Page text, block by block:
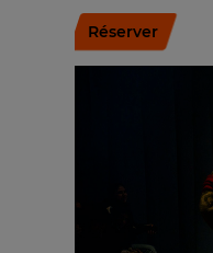
Réserver